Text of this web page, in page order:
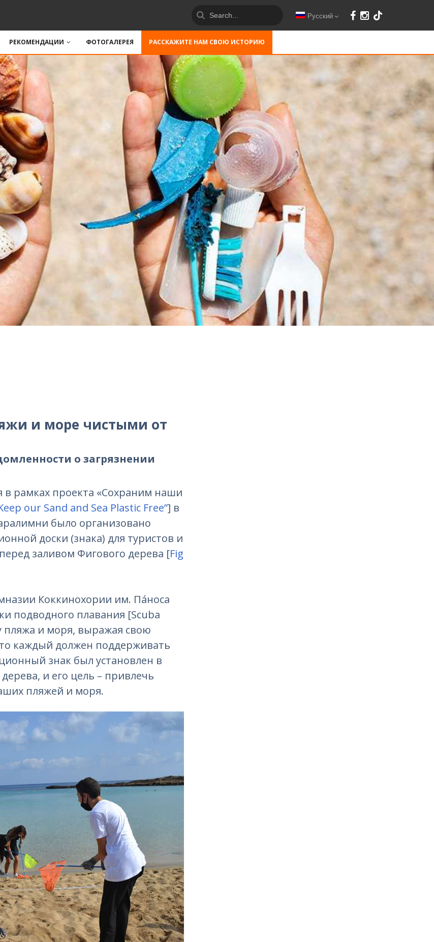
Русский
РЕКОМЕНДАЦИИ ФОТОГАЛЕРЕЯ РАССКАЖИТЕ НАМ СВОЮ ИСТОРИЮ
и море чистыми от
о загрязнении
рамках проекта «Сохраним наши
our Sand and Sea Plastic Free”] в
было организовано
доски (знака) для туристов и
заливом Фигового дерева [Fig
Коккинохории им. Па́носа
подводного плавания [Scuba
пляжа и моря, выражая свою
каждый должен поддерживать
знак был установлен в
и его цель – привлечь
пляжей и моря.